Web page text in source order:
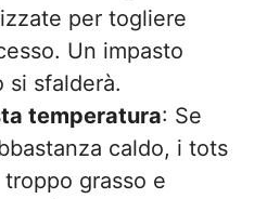
per togliere
Un impasto
si sfalderà.
temperatura: Se
caldo, i tots
grasso e